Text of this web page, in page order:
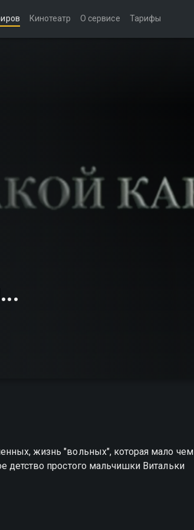
Кинотеатр О сервисе Тарифы
жизнь "вольных", которая мало чем
детство простого мальчишки Витальки